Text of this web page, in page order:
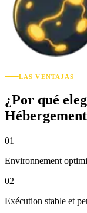
LAS VENTAJAS
¿Por qué
01
Environnement
02
Exécution stable et